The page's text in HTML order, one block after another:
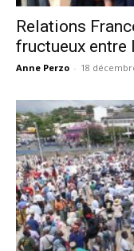
Relations
fructueux entre
Anne Perzo - 18